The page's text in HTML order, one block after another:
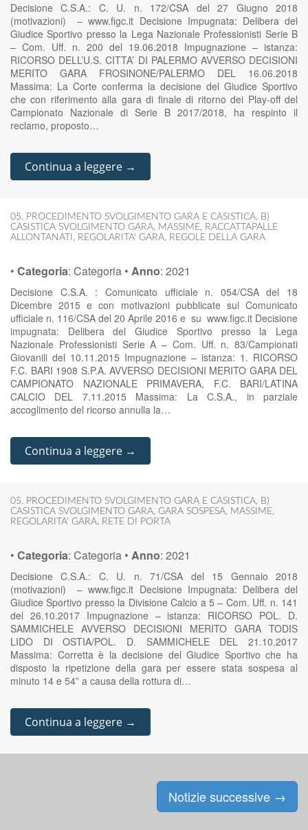
Decisione C.S.A.: C. U. n. 172/CSA del 27 Giugno 2018
(motivazioni) – www.figc.it Decisione Impugnata: Delibera del
Giudice Sportivo presso la Lega Nazionale Professionisti Serie B
– Com. Uff. n. 200 del 19.06.2018 Impugnazione – istanza:
RICORSO DELL’U.S. CITTA’ DI PALERMO AVVERSO DECISIONI
MERITO GARA FROSINONE/PALERMO DEL 16.06.2018
Massima: La Corte conferma la decisione del Giudice Sportivo
che con riferimento alla gara di finale di ritorno dei Play-off del
Campionato Nazionale di Serie B 2017/2018, ha respinto il
reclamo, proposto…
Continua a leggere →
05. PROCEDIMENTO SVOLGIMENTO GARA E CASISTICA, B)
CASISTICA SVOLGIMENTO GARA, MASSIME, RACCATTAPALLE
ALLONTANATI , REGOLARITA' GARA, REGOLE DELLA GARA
• Categoria: Categoria • Anno: 2021
Decisione C.S.A. : Comunicato ufficiale n. 054/CSA del 18
Dicembre 2015 e con motivazioni pubblicate sul Comunicato
ufficiale n. 116/CSA del 20 Aprile 2016 e su www.figc.it Decisione
impugnata: Delibera del Giudice Sportivo presso la Lega
Nazionale Professionisti Serie A – Com. Uff. n. 83/Campionati
Giovanili del 10.11.2015 Impugnazione – istanza: 1. RICORSO
F.C. BARI 1908 S.P.A. AVVERSO DECISIONI MERITO GARA DEL
CAMPIONATO NAZIONALE PRIMAVERA, F.C. BARI/LATINA
CALCIO DEL 7.11.2015 Massima: La C.S.A., in parziale
accoglimento del ricorso annulla la…
Continua a leggere →
05. PROCEDIMENTO SVOLGIMENTO GARA E CASISTICA, B)
CASISTICA SVOLGIMENTO GARA, GARA SOSPESA, MASSIME,
REGOLARITA' GARA, RETE DI PORTA
• Categoria: Categoria • Anno: 2021
Decisione C.S.A.: C. U. n. 71/CSA del 15 Gennaio 2018
(motivazioni) – www.figc.it Decisione Impugnata: Delibera del
Giudice Sportivo presso la Divisione Calcio a 5 – Com. Uff. n. 141
del 26.10.2017 Impugnazione – istanza: RICORSO POL. D.
SAMMICHELE AVVERSO DECISIONI MERITO GARA TODIS
LIDO DI OSTIA/POL. D. SAMMICHELE DEL 21.10.2017
Massima: Corretta è la decisione del Giudice Sportivo che ha
disposto la ripetizione della gara per essere stata sospesa al
minuto 14 e 54” a causa della rottura di…
Continua a leggere →
Posts navigationNotizie successive →